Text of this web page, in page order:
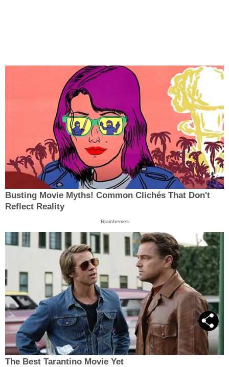
Busting Movie Myths! Common Clichés That Don't
Reflect Reality
Brainberries
The Best Tarantino Movie Yet